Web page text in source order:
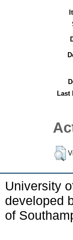
Last
University
developed
of